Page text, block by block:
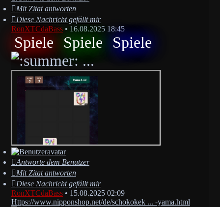
Mit Zitat antworten
Diese Nachricht gefällt mir
RonXTCdaBass • 16.08.2025 18:45
Spiele Spiele
Spiele
...
Antworte dem Benutzer
Mit Zitat antworten
Diese Nachricht gefällt mir
RonXTCdaBass • 15.08.2025 02:09
Https://www.nipponshop.net/de/schokokek ... -yama.html